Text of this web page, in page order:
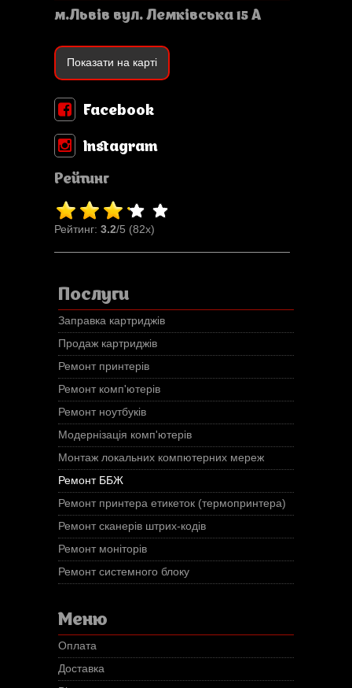
м.Львів вул. Лемківська 15 А
Показати на карті
Facebook
Instagram
Рейтинг
Рейтинг: 3.2/5 (82x)
Послуги
Заправка картриджів
Продаж картриджів
Ремонт принтерів
Ремонт комп'ютерів
Ремонт ноутбуків
Модернізація комп'ютерів
Монтаж локальних компютерних мереж
Ремонт ББЖ
Ремонт принтера етикеток (термопринтера)
Ремонт сканерів штрих-кодів
Ремонт моніторів
Ремонт системного блоку
Меню
Оплата
Доставка